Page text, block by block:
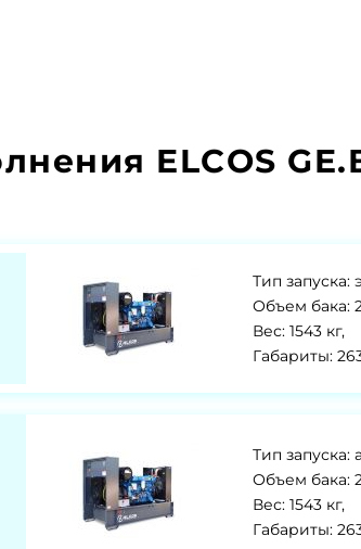
ELCOS
Тип запуска:
Объем бака:
Вес: 1543 кг,
Габариты:
Тип запуска:
Объем бака:
Вес: 1543 кг,
Габариты: